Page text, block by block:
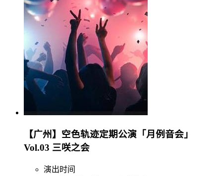
【广州】空色轨迹定期公演「月例音会」
Vol.03 三咲之会
演出时间